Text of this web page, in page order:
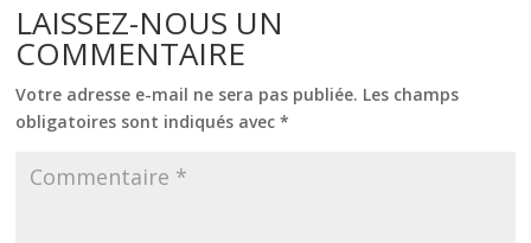
LAISSEZ-NOUS UN
COMMENTAIRE
Votre adresse e-mail ne sera pas publiée. Les champs
obligatoires sont indiqués avec*